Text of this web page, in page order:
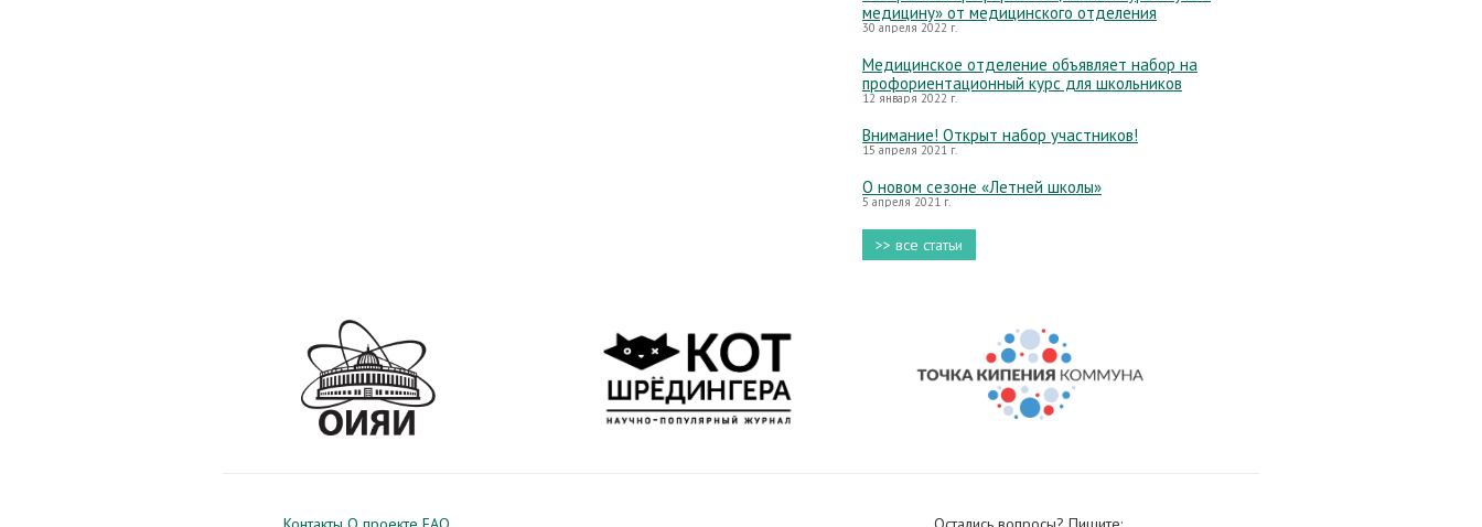
медицину» от медицинского отделения
30 апреля 2022 г.
Медицинское отделение объявляет набор на
профориентационный курс для школьников
12 января 2022 г.
Внимание! Открыт набор участников!
15 апреля 2021 г.
О новом сезоне «Летней школы»
5 апреля 2021 г.
>> все статьи